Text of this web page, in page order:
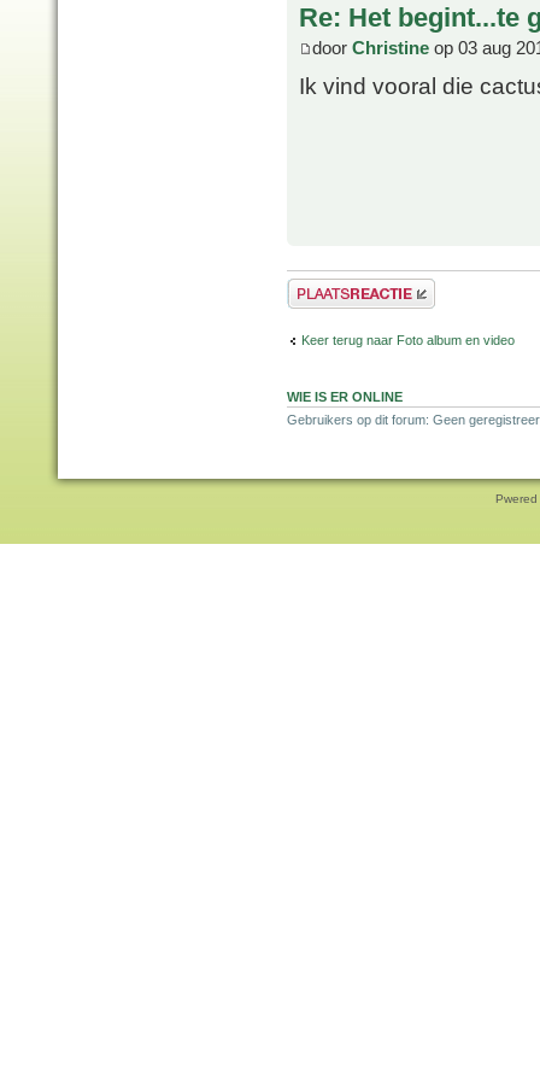
Re: Het begint...te
door Christine op 03 aug
Ik vind vooral die
Plaats een reactie
Keer terug naar Foto album en video
WIE IS ER ONLINE
Gebruikers op dit forum: Geen